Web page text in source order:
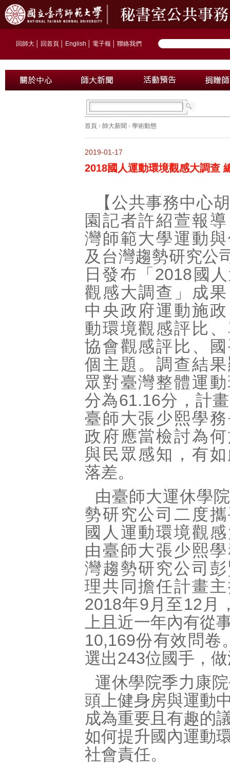
回師大 回首頁 English 電子報 聯絡我們
首頁 › 師大新聞 › 學術動態
2019-01-17
2018國人運動環境觀感大調查
【公共事務中心
園記者許紹萱報
灣師範大學運動
及台灣趨勢研究公
日發布「2018國
觀感大調查」成
中央政府運動施
動環境觀感評比
協會觀感評比、
個主題。調查結
眾對臺灣整體運
分為61.16分，計
臺師大張少熙學
政府應當檢討為
與民眾感知，有
落差。
由臺師大運休學
勢研究公司二度
國人運動環境觀
由臺師大張少熙
灣趨勢研究公司
理共同擔任計畫
2018年9月至12月
上且近一年內有從
10,169份有效問卷
選出243位國手，
運休學院季力康
頭上健身房與運動
成為重要且有趣的
如何提升國內運動
社會責任。